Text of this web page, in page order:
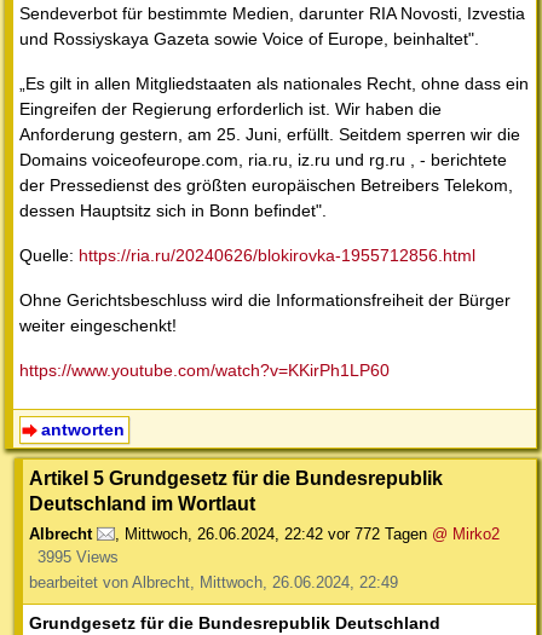
Sendeverbot für bestimmte Medien, darunter RIA Novosti, Izvestia
und Rossiyskaya Gazeta sowie Voice of Europe, beinhaltet".
„Es gilt in allen Mitgliedstaaten als nationales Recht, ohne dass ein
Eingreifen der Regierung erforderlich ist. Wir haben die
Anforderung gestern, am 25. Juni, erfüllt. Seitdem sperren wir die
Domains voiceofeurope.com, ria.ru, iz.ru und rg.ru , - berichtete
der Pressedienst des größten europäischen Betreibers Telekom,
dessen Hauptsitz sich in Bonn befindet".
Quelle: https://ria.ru/20240626/blokirovka-1955712856.html
Ohne Gerichtsbeschluss wird die Informationsfreiheit der Bürger
weiter eingeschenkt!
https://www.youtube.com/watch?v=KKirPh1LP60
antworten
Artikel 5 Grundgesetz für die Bundesrepublik
Deutschland im Wortlaut
Albrecht , Mittwoch, 26.06.2024, 22:42 vor 772 Tagen @ Mirko2
3995 Views
bearbeitet von Albrecht, Mittwoch, 26.06.2024, 22:49
Grundgesetz für die Bundesrepublik Deutschland